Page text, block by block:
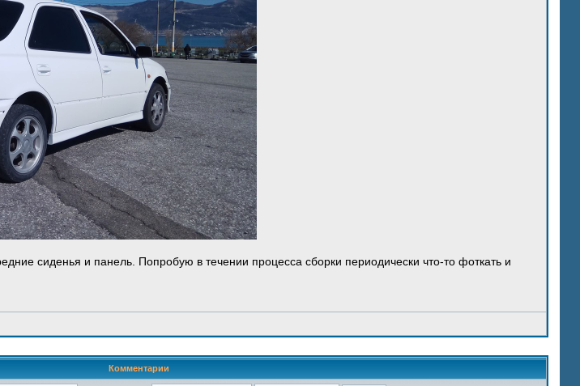
сиденья и панель. Попробую в течении процесса сборки периодически что-то фоткать и
Комментарии